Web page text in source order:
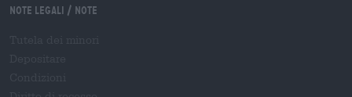
Note legali / Note